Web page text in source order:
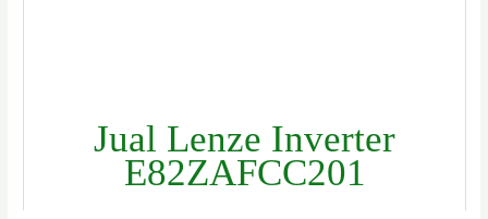
Jual Lenze Inverter
E82ZAFCC201